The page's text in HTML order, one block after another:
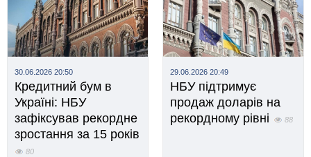
30.06.2026 20:50
Кредитний бум в
Україні: НБУ
зафіксував рекордне
зростання за 15 років
80
29.06.2026 20:49
НБУ підтримує
продаж доларів на
рекордному рівні
88